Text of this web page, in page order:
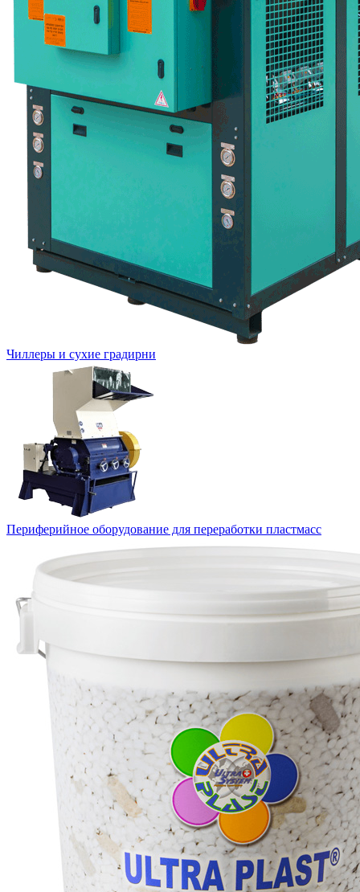
Чиллеры и сухие градирни
Периферийное оборудование для переработки пластмасс